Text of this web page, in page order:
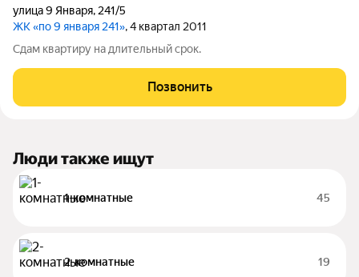
улица 9 Января, 241/5
ЖК «по 9 января 241», 4 квартал 2011
Сдам квартиру на длительный срок.
Позвонить
Люди также ищут
1-комнатные 45
2-комнатные 19